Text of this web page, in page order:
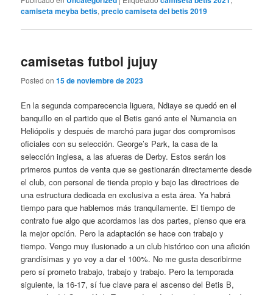
camiseta meyba betis,precio camiseta del betis 2019
camisetas futbol jujuy
Posted on15 de noviembre de 2023
En la segunda comparecencia liguera, Ndiaye se quedó en el
banquillo en el partido que el Betis ganó ante el Numancia en
Heliópolis y después de marchó para jugar dos compromisos
oficiales con su selección. George’s Park, la casa de la
selección inglesa, a las afueras de Derby. Estos serán los
primeros puntos de venta que se gestionarán directamente desde
el club, con personal de tienda propio y bajo las directrices de
una estructura dedicada en exclusiva a esta área. Ya habrá
tiempo para que hablemos más tranquilamente. El tiempo de
contrato fue algo que acordamos las dos partes, pienso que era
la mejor opción. Pero la adaptación se hace con trabajo y
tiempo. Vengo muy ilusionado a un club histórico con una afición
grandísimas y yo voy a dar el 100%. No me gusta describirme
pero sí prometo trabajo, trabajo y trabajo. Pero la temporada
siguiente, la 16-17, sí fue clave para el ascenso del Betis B,